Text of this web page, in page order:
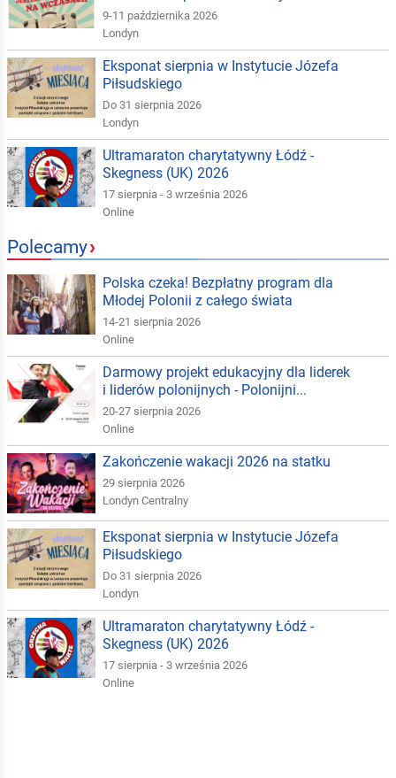
9-11 października 2026
Londyn
Eksponat sierpnia w Instytucie Józefa
Piłsudskiego
Do 31 sierpnia 2026
Londyn
Ultramaraton charytatywny Łódź -
Skegness (UK) 2026
17 sierpnia - 3 września 2026
Online
Polecamy›
Polska czeka! Bezpłatny program dla
Młodej Polonii z całego świata
14-21 sierpnia 2026
Online
Darmowy projekt edukacyjny dla liderek
i liderów polonijnych - Polonijni...
20-27 sierpnia 2026
Online
Zakończenie wakacji 2026 na statku
29 sierpnia 2026
Londyn Centralny
Eksponat sierpnia w Instytucie Józefa
Piłsudskiego
Do 31 sierpnia 2026
Londyn
Ultramaraton charytatywny Łódź -
Skegness (UK) 2026
17 sierpnia - 3 września 2026
Online